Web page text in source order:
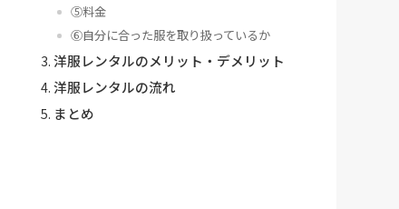
⑤料金
⑥自分に合った服を取り扱っているか
洋服レンタルのメリット・デメリット
洋服レンタルの流れ
まとめ